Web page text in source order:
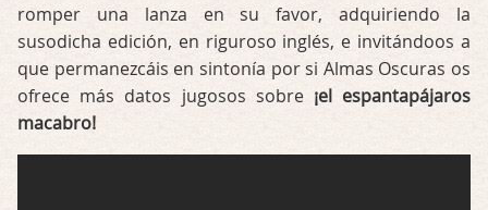
romper una lanza en su favor, adquiriendo la
susodicha edición, en riguroso inglés, e invitándoos a
que permanezcáis en sintonía por si Almas Oscuras os
ofrece más datos jugosos sobre ¡el espantapájaros
macabro!